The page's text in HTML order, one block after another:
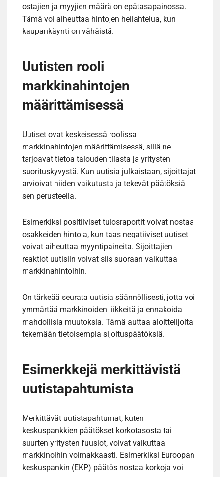
ostajien ja myyjien määrä on epätasapainossa.
Tämä voi aiheuttaa hintojen heilahtelua, kun
kaupankäynti on vähäistä.
Uutisten rooli
markkinahintojen
määrittämisessä
Uutiset ovat keskeisessä roolissa
markkinahintojen määrittämisessä, sillä ne
tarjoavat tietoa talouden tilasta ja yritysten
suorituskyvystä. Kun uutisia julkaistaan, sijoittajat
arvioivat niiden vaikutusta ja tekevät päätöksiä
sen perusteella.
Esimerkiksi positiiviset tulosraportit voivat nostaa
osakkeiden hintoja, kun taas negatiiviset uutiset
voivat aiheuttaa myyntipaineita. Sijoittajien
reaktiot uutisiin voivat siis suoraan vaikuttaa
markkinahintoihin.
On tärkeää seurata uutisia säännöllisesti, jotta voi
ymmärtää markkinoiden liikkeitä ja ennakoida
mahdollisia muutoksia. Tämä auttaa aloittelijoita
tekemään tietoisempia sijoituspäätöksiä.
Esimerkkejä merkittävistä
uutistapahtumista
Merkittävät uutistapahtumat, kuten
keskuspankkien päätökset korkotasosta tai
suurten yritysten fuusiot, voivat vaikuttaa
markkinoihin voimakkaasti. Esimerkiksi Euroopan
keskuspankin (EKP) päätös nostaa korkoja voi